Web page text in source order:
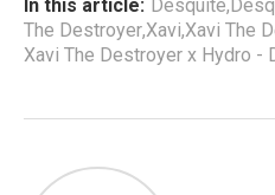
In this article: Desquite,
The Destroyer,Xavi,Xavi The
Xavi The Destroyer x Hydro -